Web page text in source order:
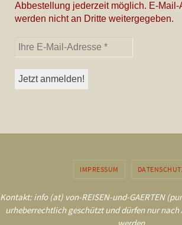
Abbestellung jederzeit möglich. E-Mail-
werden nicht an Dritte weitergegeben.
IMPRESSUM
Kontakt: info (at) von-REISEN-und-GAERTEN
urheberrechtlich geschützt und dürfen nur nach